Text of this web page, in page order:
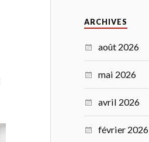
ARCHIVES
août 2026
mai 2026
avril 2026
février 2026